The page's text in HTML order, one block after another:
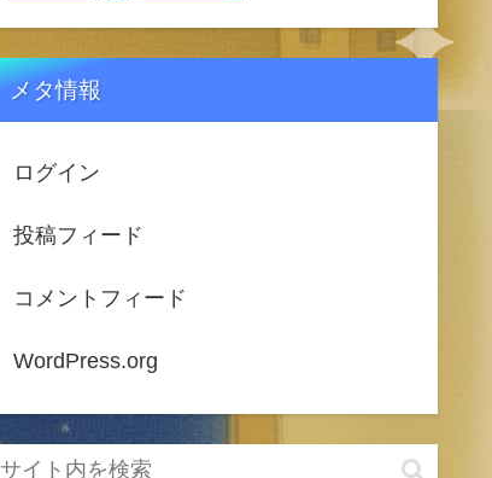
メタ情報
ログイン
投稿フィード
コメントフィード
WordPress.org